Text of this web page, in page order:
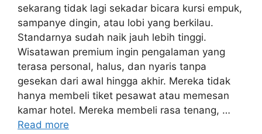
sekarang tidak lagi sekadar bicara kursi empuk,
sampanye dingin, atau lobi yang berkilau.
Standarnya sudah naik jauh lebih tinggi.
Wisatawan premium ingin pengalaman yang
terasa personal, halus, dan nyaris tanpa
gesekan dari awal hingga akhir. Mereka tidak
hanya membeli tiket pesawat atau memesan
kamar hotel. Mereka membeli rasa tenang, …
Read more